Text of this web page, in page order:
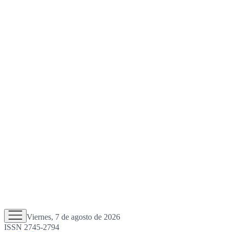
Viernes, 7 de agosto de 2026
ISSN 2745-2794